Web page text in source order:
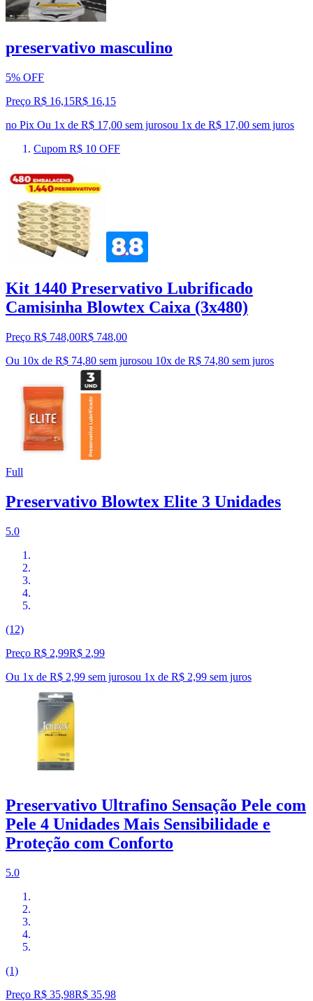
preservativo masculino
5% OFF
Preço R$ 16,15R$ 16,15
no Pix Ou 1x de R$ 17,00 sem jurosou 1x de R$ 17,00 sem juros
Cupom R$ 10 OFF
Kit 1440 Preservativo Lubrificado
Camisinha Blowtex Caixa (3x480)
Preço R$ 748,00R$ 748,00
Ou 10x de R$ 74,80 sem jurosou 10x de R$ 74,80 sem juros
Full
Preservativo Blowtex Elite 3 Unidades
5.0
(12)
Preço R$ 2,99R$ 2,99
Ou 1x de R$ 2,99 sem jurosou 1x de R$ 2,99 sem juros
Preservativo Ultrafino Sensação Pele com
Pele 4 Unidades Mais Sensibilidade e
Proteção com Conforto
5.0
(1)
Preço R$ 35,98R$ 35,98